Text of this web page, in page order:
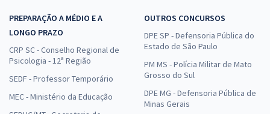
PREPARAÇÃO A MÉDIO E A
LONGO PRAZO
CRP SC - Conselho Regional de
Psicologia - 12ª Região
SEDF - Professor Temporário
MEC - Ministério da Educação
OUTROS CONCURSOS
DPE SP - Defensoria Pública do
Estado de São Paulo
PM MS - Polícia Militar de Mato
Grosso do Sul
DPE MG - Defensoria Pública de
Minas Gerais